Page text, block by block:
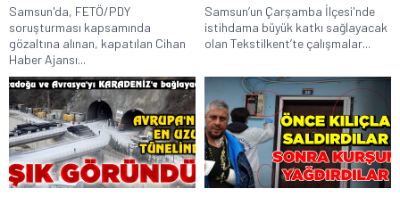
Samsun'da, FETÖ/PDY
soruşturması kapsamında
gözaltına alınan, kapatılan Cihan
Haber Ajansı...
Samsun’un Çarşamba İlçesi'nde
istihdama büyük katkı sağlayacak
olan Tekstilkent’te çalışmalar...